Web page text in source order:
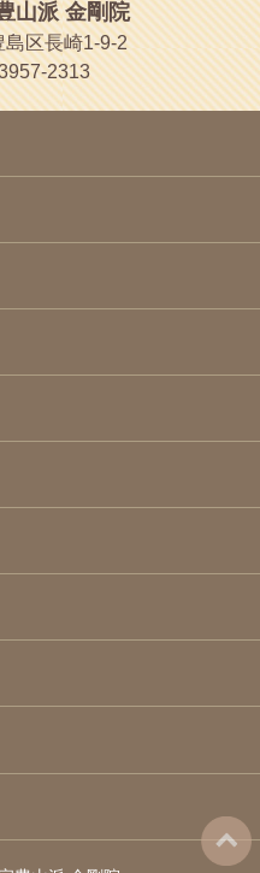
いよ
山派 金剛院
島区長崎1-9-2
2313